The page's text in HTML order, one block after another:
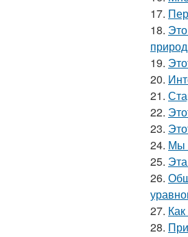
17.
18.
19.
20.
21.
22.
23.
24. Мы
25.
26.
27.
28.